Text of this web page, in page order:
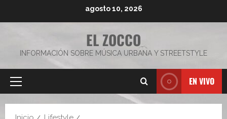
agosto 10, 2026
EL ZOCCO
INFORMACIÓN SOBRE MÚSICA URBANA Y STREETSTYLE
Menú
EN VIVO